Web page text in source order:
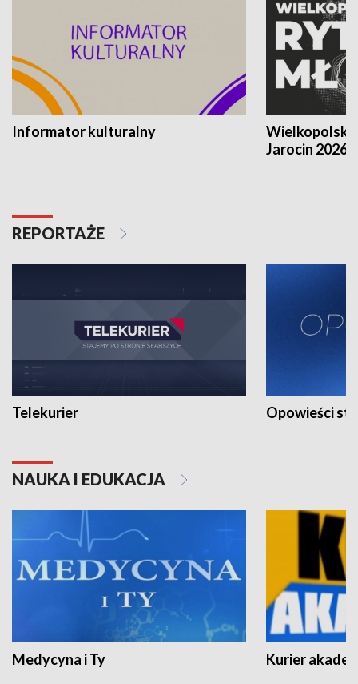
Informator kulturalny
Jarocin 2026
REPORTAŻE
Telekurier Opowieści
NAUKA I EDUKACJA
Medycyna i Ty Kurier